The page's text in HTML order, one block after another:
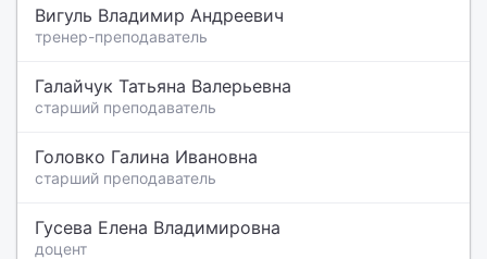
Вигуль Владимир Андреевич
тренер-преподаватель
Галайчук Татьяна Валерьевна
старший преподаватель
Головко Галина Ивановна
старший преподаватель
Гусева Елена Владимировна
доцент